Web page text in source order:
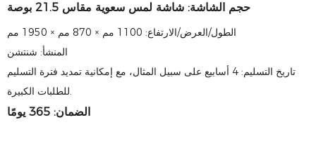
حجم الشاشة: شاشة لمس سعوية مقاس 21.5 بوصة
الطول/العرض/الارتفاع: 1100 مم × 870 مم × 1950 مم
المنشأ: شنتشن
تاريخ التسليم: 4 أسابيع على سبيل المثال، مع إمكانية تمديد فترة التسليم
للطلبات الكبيرة.
الضمان: 365 يومًا